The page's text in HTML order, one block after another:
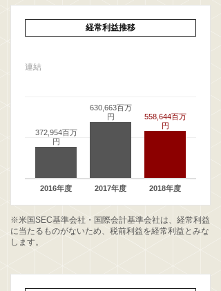
経常利益推移
連結
372,954百万
円
2016年度
630,663百万
円
2017年度
558,644百万
円
2018年度
※米国SEC基準会社・国際会計基準会社は、経常利益
に当たるものがないため、税前利益を経常利益とみな
します。